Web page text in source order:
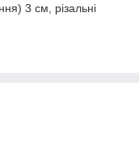
3 см, різальні